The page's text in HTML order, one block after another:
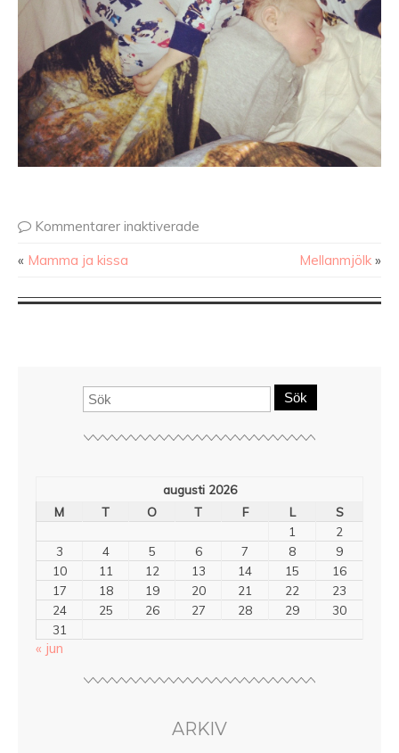
Kommentarer inaktiverade
« Mamma ja kissa Mellanmjölk »
Sök
augusti 2026
M
T O T F L
S
1
2
3
4 5 6 7 8
9
10
11 12 13 14 15
16
17
18 19 20 21 22
23
24
25 26 27 28 29
30
31
« jun
ARKIV